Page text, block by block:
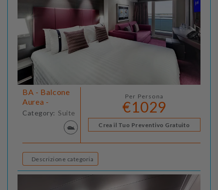
BA - Balcone
Aurea -
Category: Suite
Per Persona
€1029
Crea il Tuo Preventivo Gratuito
Descrizione categoria